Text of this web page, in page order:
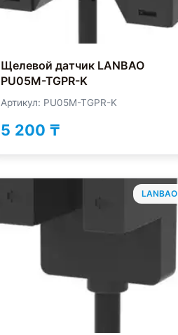
Щелевой датчик LANBAO
PU05M-TGPR-K
Артикул: PU05M-TGPR-K
5 200 ₸
LANBAO